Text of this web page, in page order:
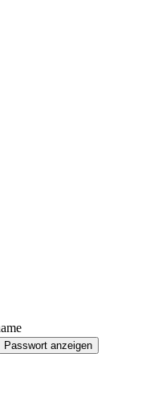
Passwort anzeigen